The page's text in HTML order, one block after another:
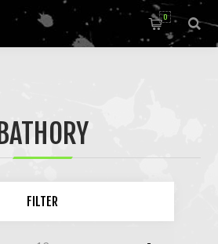
0
BATHORY
FILTER